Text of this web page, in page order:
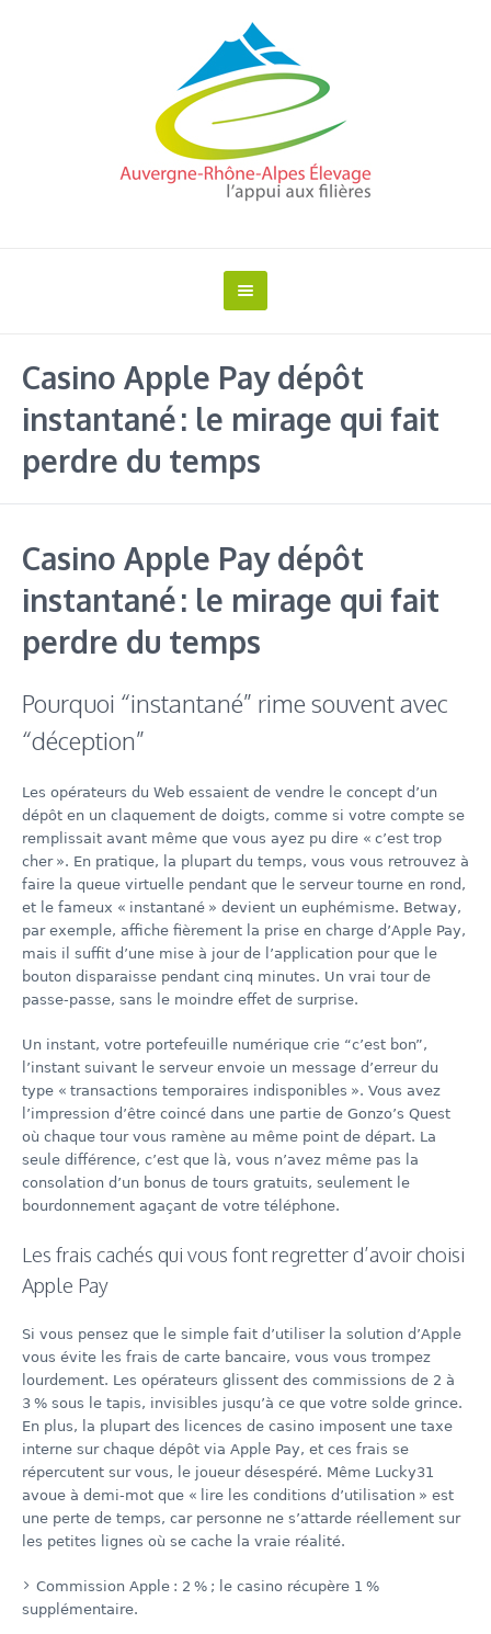
Casino Apple Pay dépôt
instantané : le mirage qui fait
perdre du temps
Casino Apple Pay dépôt
instantané : le mirage qui fait
perdre du temps
Pourquoi “instantané” rime souvent avec
“déception”
Les opérateurs du Web essaient de vendre le concept d’un
dépôt en un claquement de doigts, comme si votre compte se
remplissait avant même que vous ayez pu dire « c’est trop
cher ». En pratique, la plupart du temps, vous vous retrouvez à
faire la queue virtuelle pendant que le serveur tourne en rond,
et le fameux « instantané » devient un euphémisme. Betway,
par exemple, affiche fièrement la prise en charge d’Apple Pay,
mais il suffit d’une mise à jour de l’application pour que le
bouton disparaisse pendant cinq minutes. Un vrai tour de
passe‑passe, sans le moindre effet de surprise.
Un instant, votre portefeuille numérique crie “c’est bon”,
l’instant suivant le serveur envoie un message d’erreur du
type « transactions temporaires indisponibles ». Vous avez
l’impression d’être coincé dans une partie de Gonzo’s Quest
où chaque tour vous ramène au même point de départ. La
seule différence, c’est que là, vous n’avez même pas la
consolation d’un bonus de tours gratuits, seulement le
bourdonnement agaçant de votre téléphone.
Les frais cachés qui vous font regretter d’avoir choisi
Apple Pay
Si vous pensez que le simple fait d’utiliser la solution d’Apple
vous évite les frais de carte bancaire, vous vous trompez
lourdement. Les opérateurs glissent des commissions de 2 à
3 % sous le tapis, invisibles jusqu’à ce que votre solde grince.
En plus, la plupart des licences de casino imposent une taxe
interne sur chaque dépôt via Apple Pay, et ces frais se
répercutent sur vous, le joueur désespéré. Même Lucky31
avoue à demi‑mot que « lire les conditions d’utilisation » est
une perte de temps, car personne ne s’attarde réellement sur
les petites lignes où se cache la vraie réalité.
Commission Apple : 2 % ; le casino récupère 1 %
supplémentaire.